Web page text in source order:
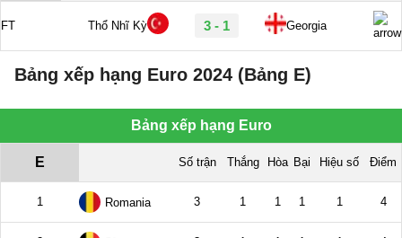
Bảng xếp hạng Euro 2024 (Bảng E)